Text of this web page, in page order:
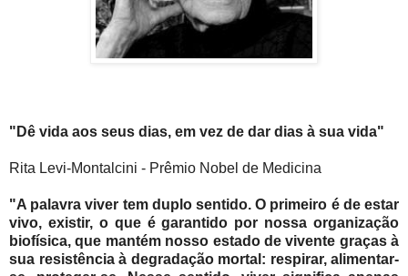
"Dê vida aos seus dias, em vez de dar dias à sua vida"
Rita Levi-Montalcini - Prêmio Nobel de Medicina
"A palavra viver tem duplo sentido. O primeiro é de estar
vivo, existir, o que é garantido por nossa organização
biofísica, que mantém nosso estado de vivente graças à
sua resistência à degradação mortal: respirar, alimentar-